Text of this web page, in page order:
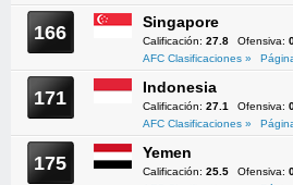
166 Singapore
Calificación: 27.8 Ofensiva:
AFC Clasificaciones »
171 Indonesia
Calificación: 27.1 Ofensiva:
AFC Clasificaciones »
175 Yemen
Calificación: 25.5 Ofensiva: